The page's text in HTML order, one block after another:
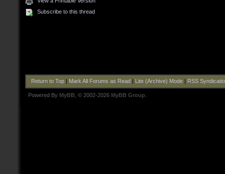
Subscribe to this thread
Return to Top| Mark All Forums as Read Lite (Archive) Mode| RSS
Powered By MyBB , © 2002-2026 MyBB Group